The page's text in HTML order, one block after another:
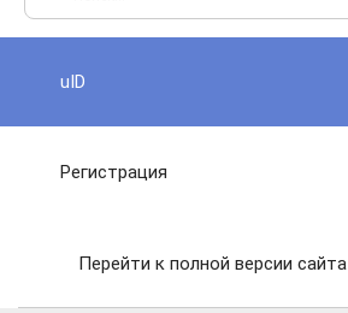
uID
Регистрация
Перейти к полной версии сайта